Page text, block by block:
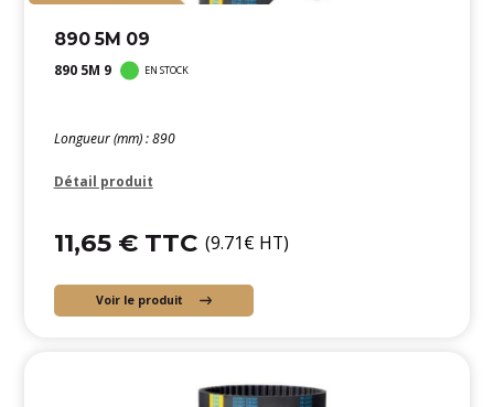
890 5M 09
890 5M 9 EN STOCK
Longueur (mm) : 890
Détail produit
11,65 € TTC (9.71€ HT)
Voir le produit